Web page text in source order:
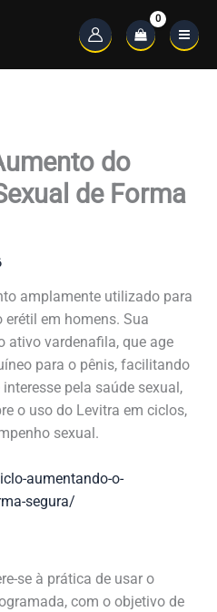
Main
Menu
do
de Forma
amplamente utilizado para
em homens. Sua
ativo vardenafila, que age
para o pênis, facilitando
pela saúde sexual,
o uso do Levitra em ciclos,
sexual.
aumentando-o-
segura/
se à prática de usar o
com o objetivo de